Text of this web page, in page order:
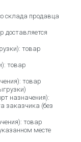
склада продавца
доставляется
товар
товар
товар
назначения):
заказчика (без
товар
месте